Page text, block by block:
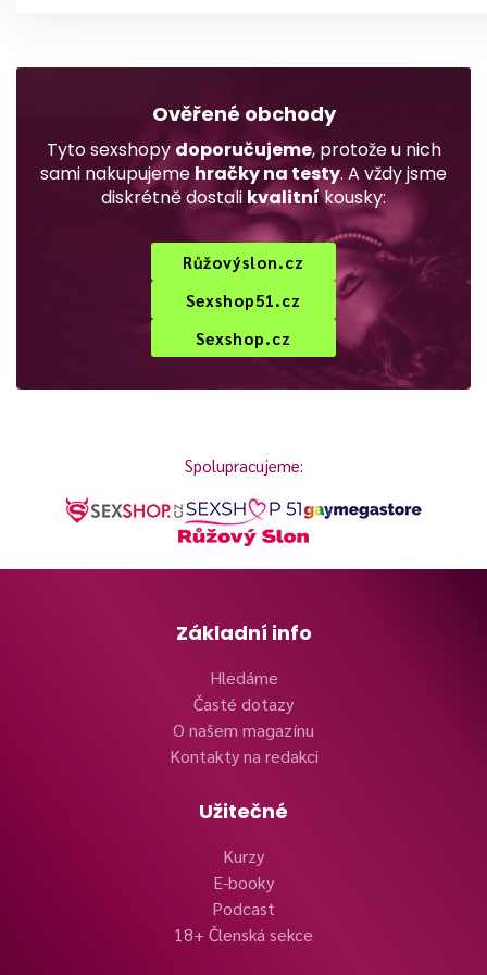
Ověřené obchody
Tyto sexshopy doporučujeme, protože u nich
sami nakupujeme hračky na testy. A vždy jsme
diskrétně dostali kvalitníkousky:
Růžovýslon.cz
Sexshop51.cz
Sexshop.cz
Spolupracujeme:
Základní info
Hledáme
Časté dotazy
O našem magazínu
Kontakty na redakci
Užitečné
Kurzy
E-booky
Podcast
18+ Členská sekce